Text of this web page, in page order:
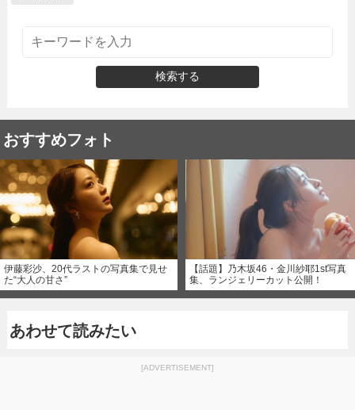
検索する
おすすめフォト
伊藤彩沙、20代ラストの写真集で見せ
た“大人の甘さ”
【話題】乃木坂46・金川紗耶1st写真
集、ランジェリーカット公開！
あわせて読みたい
[ADVERTISEMENT]